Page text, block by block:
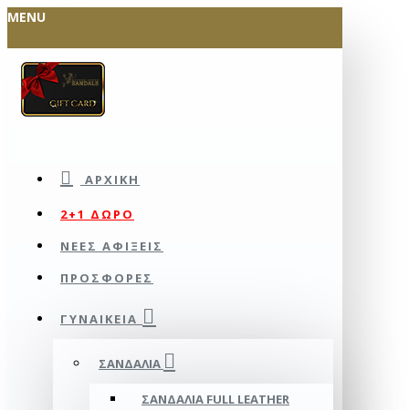
MENU
ΑΡΧΙΚΉ
2+1 ΔΩΡΟ
ΝΕΕΣ ΑΦΙΞΕΙΣ
ΠΡΟΣΦΟΡΕΣ
ΓΥΝΑΙΚΕΊΑ
ΣΑΝΔΆΛΙΑ
ΣΑΝΔΆΛΙΑ FULL LEATHER